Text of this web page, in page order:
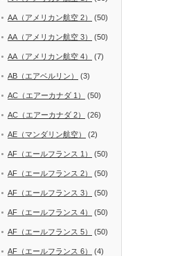
AA（アメリカン航空 2） (50)
AA（アメリカン航空 3） (50)
AA（アメリカン航空 4） (7)
AB（エアベルリン） (3)
AC（エアーカナダ 1） (50)
AC（エアーカナダ 2） (26)
AE（マンダリン航空） (2)
AF（エールフランス 1） (50)
AF（エールフランス 2） (50)
AF（エールフランス 3） (50)
AF（エールフランス 4） (50)
AF（エールフランス 5） (50)
AF（エールフランス 6） (4)